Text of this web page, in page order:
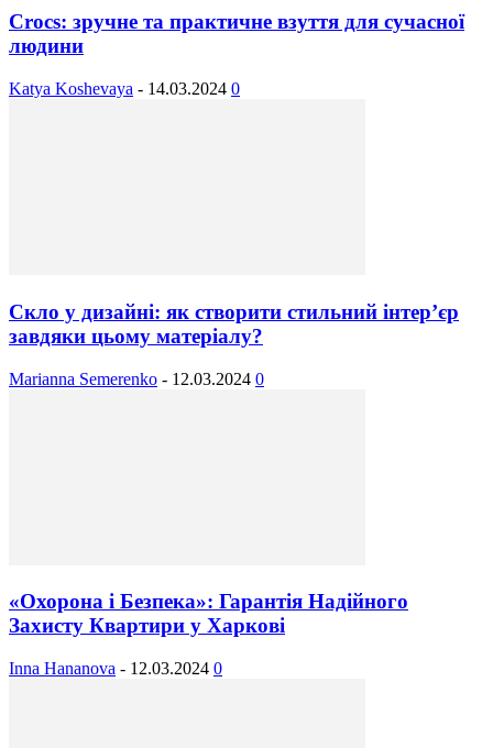
Crocs: зручне та практичне взуття для сучасної
людини
Katya Koshevaya - 14.03.2024 0
Скло у дизайні: як створити стильний інтер’єр
завдяки цьому матеріалу?
Marianna Semerenko - 12.03.2024 0
«Охорона і Безпека»: Гарантія Надійного
Захисту Квартири у Харкові
Inna Hananova - 12.03.2024 0